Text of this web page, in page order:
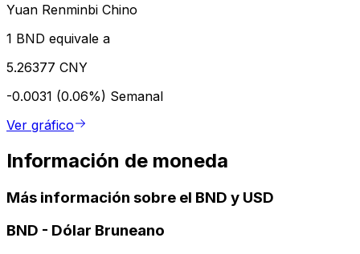
Yuan Renminbi Chino
1 BND equivale a
5.26377 CNY
-0.0031 (0.06%) Semanal
Ver gráfico
Información de moneda
Más información sobre el BND y USD
BND - Dólar Bruneano